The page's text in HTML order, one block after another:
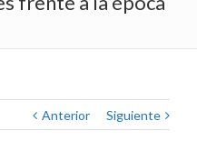
Anterior Siguiente